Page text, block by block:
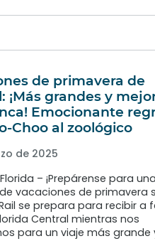
de primavera de
¡Más grandes y
Emocionante
Choo al zoológico
de 2025
Florida – ¡Prepárense para una
vacaciones de primavera
se prepara para recibir a
Central mientras nos
para un viaje más grande